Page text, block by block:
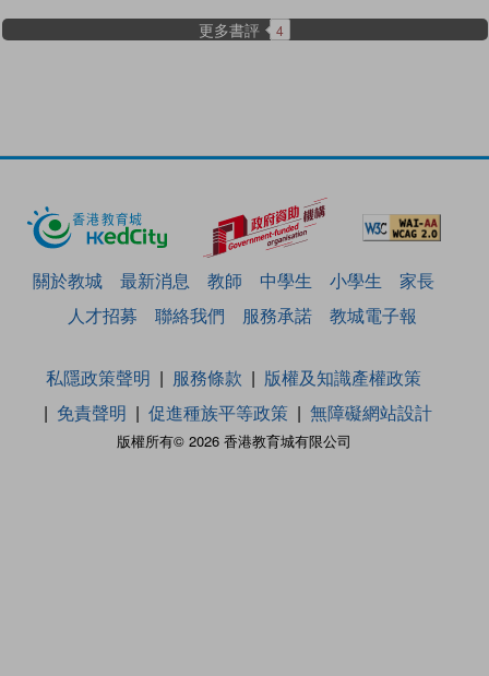
更多書評 4
關於教城 最新消息 教師 中學生 小學生
家長
人才招募
聯絡我們 服務承諾 教城電子報
版權所有© 2026 香港教育城有限公司
私隱政策聲明 服務條款
版權及知識產權政策
免責聲明
促進種族平等政策 無障礙網站設計